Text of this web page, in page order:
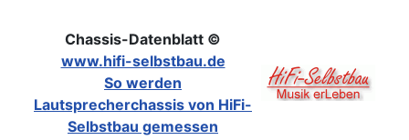
Chassis-Datenblatt ©
www.hifi-selbstbau.de
So werden
Lautsprecherchassis von HiFi-
Selbstbau gemessen